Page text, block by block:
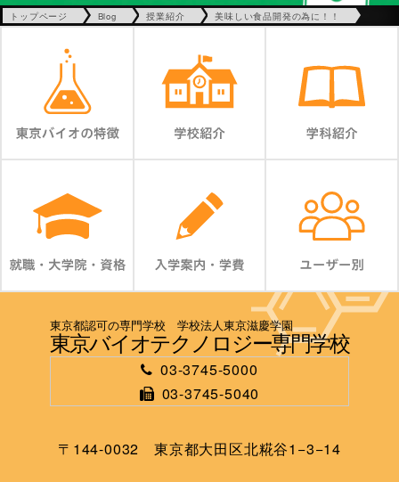
トップページ Blog 授業紹介 美味しい食品開発の為に！！
東京都認可の専門学校 学校法人東京滋慶学園
東京バイオテクノロジー専門学校
03-3745-5000
03-3745-5040
〒144-0032 東京都大田区北糀谷1−3−14